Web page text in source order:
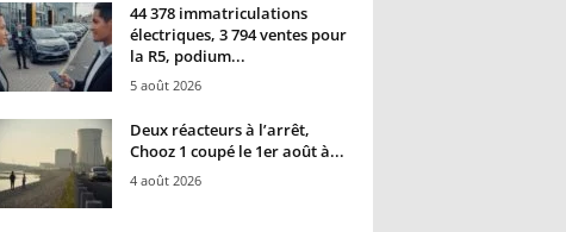
44 378 immatriculations
électriques, 3 794 ventes pour
la R5, podium...
5 août 2026
Deux réacteurs à l’arrêt,
Chooz 1 coupé le 1er août à...
4 août 2026